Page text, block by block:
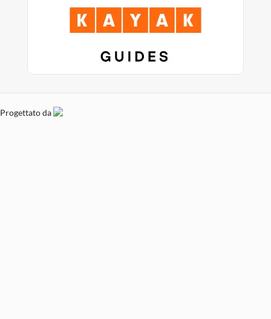
Progettato da